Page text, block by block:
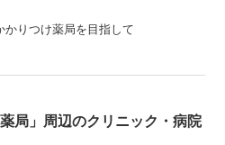
りつけ薬局を目指して
局」周辺のクリニック・病院